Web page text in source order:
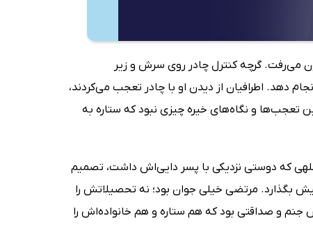
می‌رفت. گرچه کنترل چادر روی سرش و زیر
دهد. اطرافیان از دیدن او با چادر تعجب می‌کردند،
تعجب‌ها و نگاه‌های خیره چیزی نبود که ستاره به
که دوستی نزدیکی با پسر دایی‌اش داشت، تصمیم
بگذارد. مرتضی خیلی جوان بود؛ نه تحصیلاتش را
جنم و صداقتی بود که هم ستاره و هم خانواده‌اش را